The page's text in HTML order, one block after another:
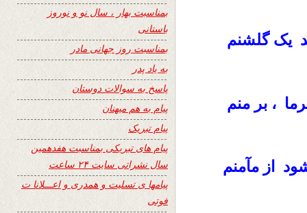
کند یک گلشنم
، بر منم
از مآمنم
بمناسبت بهار ، سال نو و نوروز
باستانی
بمناسبت روز جهانی مادر
به یاد پدر
پاسخ به سوالات دوستان
پیام به هم میهنان
پیام تبریک
پیام های تبریکی بمناسبت هفدهمین
سال نشراتی سایت ۲۴ ساعت
پیامها ی تسلیت و همدری و اعـــلانا ت
فوتی